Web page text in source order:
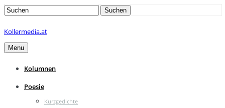
Search
Suchen
Kollermedia.at
Menu
Kolumnen
Poesie
Kurzgedichte